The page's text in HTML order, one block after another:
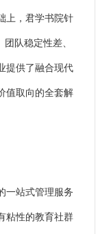
上，君学书院针
队稳定性差、
提供了融合现代
值取向的全套解
一站式管理服务
粘性的教育社群